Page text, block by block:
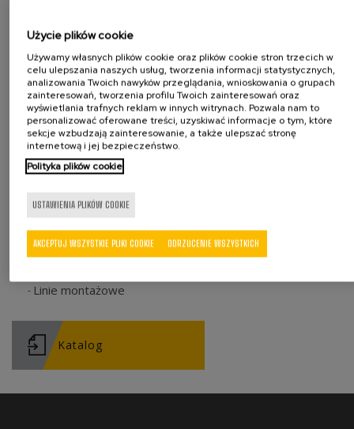
Przeguby
Mechanizmy odchylania oparć
Tuleje
Inne komponenty
Inne branże
Okucia i wyroby ślusarskie
Elementy urządzeń AGD
Inne branże
Rodzaje maszyn
Moduły do montażu
Linie montażowe
Katalog
Użycie plików cookie
Używamy własnych plików cookie oraz plików cookie stron trzecich w
celu ulepszania naszych usług, tworzenia informacji statystycznych,
analizowania Twoich nawyków przeglądania, wnioskowania o grupach
zainteresowań, tworzenia profilu Twoich zainteresowań oraz
wyświetlania trafnych reklam w innych witrynach. Pozwala nam to
personalizować oferowane treści, uzyskiwać informacje o tym, które
sekcje wzbudzają zainteresowanie, a także ulepszać stronę
internetową i jej bezpieczeństwo.
Polityka plików cookie
USTAWIENIA PLIKÓW COOKIE
ODRZUCENIE WSZYSTKICH
AKCEPTUJ WSZYSTKIE PLIKI COOKIE